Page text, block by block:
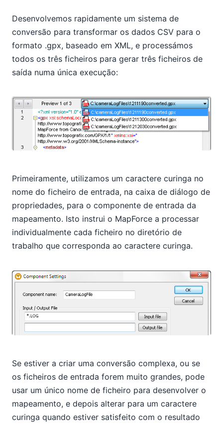
Desenvolvemos rapidamente um sistema de
conversão para transformar os dados CSV para o
formato .gpx, baseado em XML, e processámos
todos os três ficheiros para gerar três ficheiros de
saída numa única execução:
Primeiramente, utilizamos um caractere curinga no
nome do ficheiro de entrada, na caixa de diálogo de
propriedades, para o componente de entrada da
mapeamento. Isto instrui o MapForce a processar
individualmente cada ficheiro no diretório de
trabalho que corresponda ao caractere curinga.
Se estiver a criar uma conversão complexa, ou se
os ficheiros de entrada forem muito grandes, pode
usar um único nome de ficheiro para desenvolver o
mapeamento, e depois alterar para um caractere
curinga quando estiver satisfeito com o resultado